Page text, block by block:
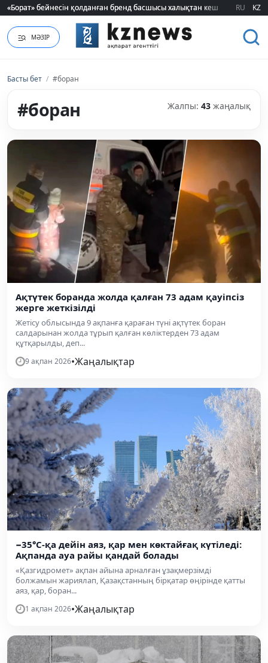
Шавкат Рахмоновтың әкесі өмірден озды RU KZ
МӘЗІР
Басты бет / #боран
#боран Жалпы: 43 жаңалық
Ақтүтек боранда жолда қалған 73 адам қауіпсіз
жерге жеткізілді
Жетісу облысында 9 ақпанға қараған түні ақтүтек боран
салдарынан жолда тұрып қалған көліктерден 73 адам
құтқарылды, деп...
9 ақпан 2026•Жаңалықтар
−35°С-қа дейін аяз, қар мен көктайғақ күтіледі:
Ақпанда ауа райы қандай болады
«Қазгидромет» ақпан айына арналған ұзақмерзімді
болжамын жариялап, Қазақстанның бірқатар өңірінде қатты
аяз, қар, боран...
1 ақпан 2026•Жаңалықтар